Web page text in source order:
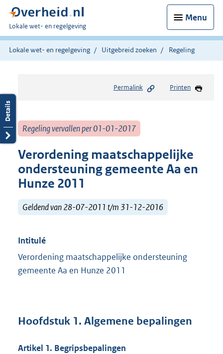
Menu
U
bent
hier:
Lokale wet- en regelgeving
Lokale wet- en regelgeving Uitgebreid zoeken Regeling
Permalink Printen
Regeling vervallen per 01-01-2017
Verordening maatschappelijke
ondersteuning gemeente Aa en
Hunze 2011
Geldend van 28-07-2011 t/m 31-12-2016
Intitulé
Verordening maatschappelijke ondersteuning
gemeente Aa en Hunze 2011
Hoofdstuk 1. Algemene bepalingen
Artikel 1. Begripsbepalingen